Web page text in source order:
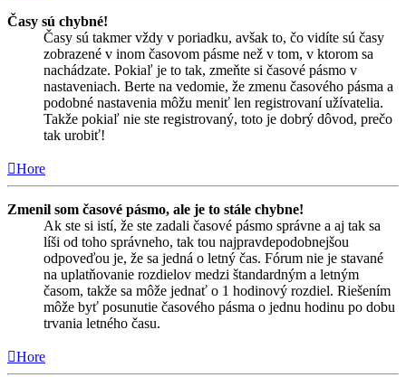
Časy sú chybné!
Časy sú takmer vždy v poriadku, avšak to, čo vidíte sú časy
zobrazené v inom časovom pásme než v tom, v ktorom sa
nachádzate. Pokiaľ je to tak, zmeňte si časové pásmo v
nastaveniach. Berte na vedomie, že zmenu časového pásma a
podobné nastavenia môžu meniť len registrovaní užívatelia.
Takže pokiaľ nie ste registrovaný, toto je dobrý dôvod, prečo
tak urobiť!
Hore
Zmenil som časové pásmo, ale je to stále chybne!
Ak ste si istí, že ste zadali časové pásmo správne a aj tak sa
líši od toho správneho, tak tou najpravdepodobnejšou
odpoveďou je, že sa jedná o letný čas. Fórum nie je stavané
na uplatňovanie rozdielov medzi štandardným a letným
časom, takže sa môže jednať o 1 hodinový rozdiel. Riešením
môže byť posunutie časového pásma o jednu hodinu po dobu
trvania letného času.
Hore